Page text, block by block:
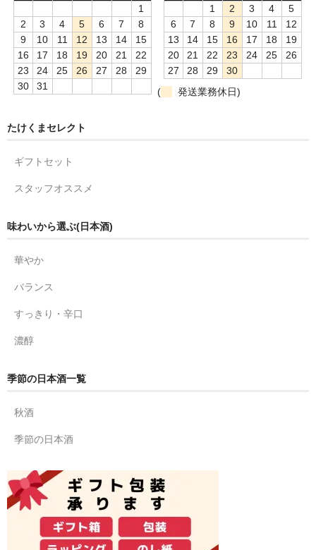
1
2
3 4 5 6 7
8
9
10 11 12 13 14
15
16
17 18 19 20 21
22
23
24 25 26 27 28
29
30
31
1 2 3 4
5
6
7 8 9 10 11
12
13
14 15 16 17 18
19
20
21 22 23 24 25
26
27
28 29
30
(
発送業務休日)
たけくまセレクト
ギフトセット
スタッフオススメ
味わいから選ぶ(日本酒)
華やか
バランス
すっきり・辛口
濃醇
季節の日本酒一覧
秋酒
季節の日本酒